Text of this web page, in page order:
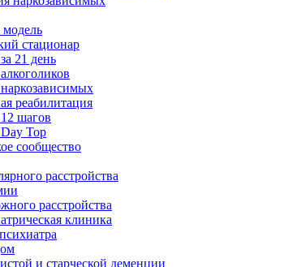
стационар
21 день
реабилитация
шагов
Top
сообщество
расстройства
расстройства
клиника
и старческой деменции